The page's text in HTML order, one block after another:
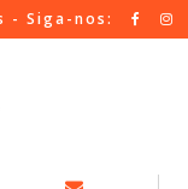
- Siga-nos: